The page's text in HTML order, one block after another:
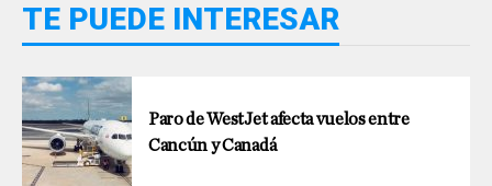
TE PUEDE INTERESAR
Paro de WestJet afecta vuelos entre
Cancún y Canadá